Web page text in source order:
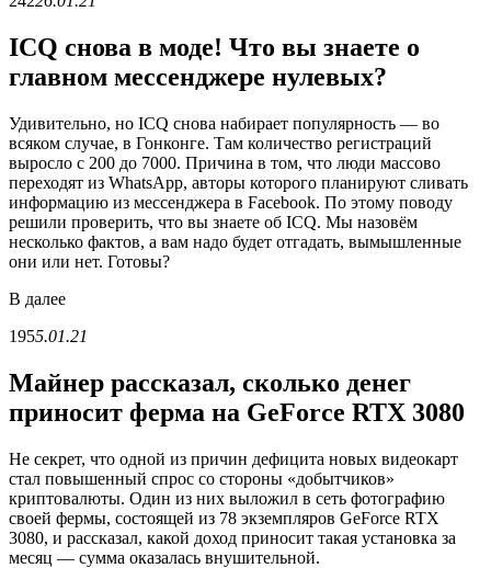
ICQ снова в моде! Что вы знаете о
главном мессенджере нулевых?
Удивительно, но ICQ снова набирает популярность — во
всяком случае, в Гонконге. Там количество регистраций
выросло с 200 до 7000. Причина в том, что люди массово
переходят из WhatsApp, авторы которого планируют сливать
информацию из мессенджера в Facebook. По этому поводу
решили проверить, что вы знаете об ICQ. Мы назовём
несколько фактов, а вам надо будет отгадать, вымышленные
они или нет. Готовы?
В далее
1955.01.21
Майнер рассказал, сколько денег
приносит ферма на GeForce RTX 3080
Не секрет, что одной из причин дефицита новых видеокарт
стал повышенный спрос со стороны «добытчиков»
криптовалюты. Один из них выложил в сеть фотографию
своей фермы, состоящей из 78 экземпляров GeForce RTX
3080, и рассказал, какой доход приносит такая установка за
месяц — сумма оказалась внушительной.